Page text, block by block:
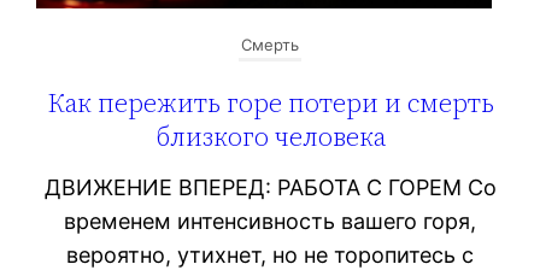
Смерть
Как пережить горе потери и смерть
близкого человека
ДВИЖЕНИЕ ВПЕРЕД: РАБОТА С ГОРЕМ Со
временем интенсивность вашего горя,
вероятно, утихнет, но не торопитесь с